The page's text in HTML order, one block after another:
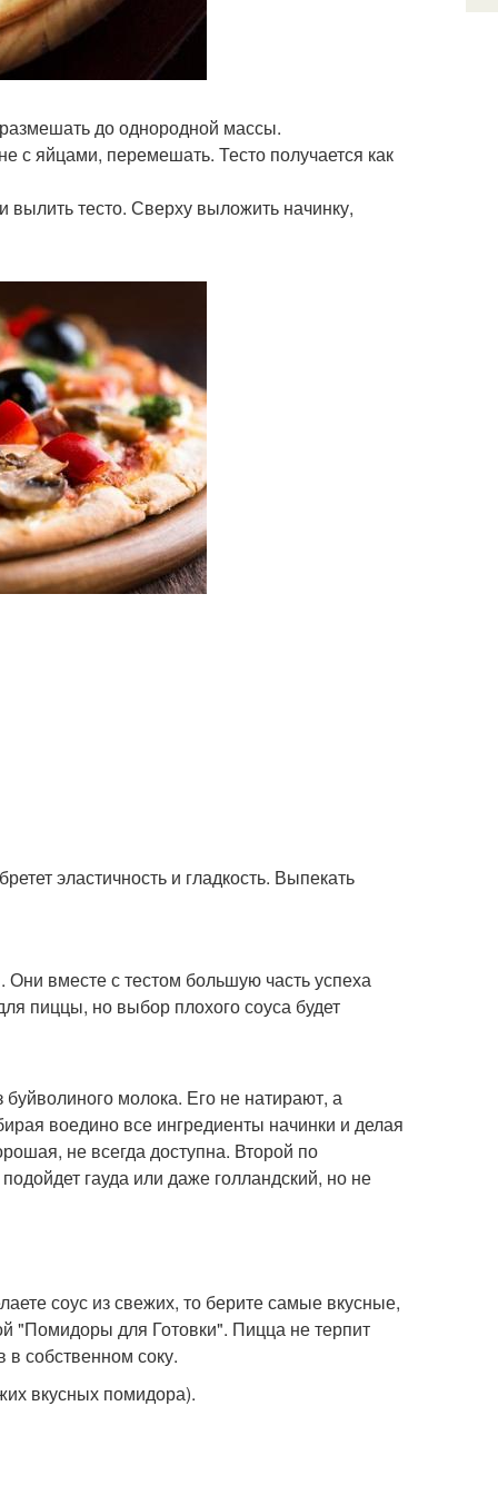
до однородной массы.
с яйцами, перемешать. Тесто получается как
вылить тесто. Сверху выложить начинку,
эластичность и гладкость. Выпекать
вместе с тестом большую часть успеха
пиццы, но выбор плохого соуса будет
молока. Его не натирают, а
воедино все ингредиенты начинки и делая
не всегда доступна. Второй по
гауда или даже голландский, но не
соус из свежих, то берите самые вкусные,
"Помидоры для Готовки". Пицца не терпит
в собственном соку.
вкусных помидора).